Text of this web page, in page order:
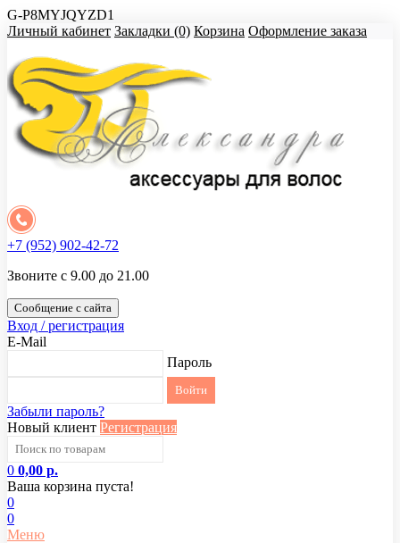
G-P8MYJQYZD1
Личный кабинет Закладки (0) Корзина Оформление заказа
+7 (952) 902-42-72
Звоните с 9.00 до 21.00
Сообщение с сайта
Вход / регистрация
E-Mail
Пароль
Забыли пароль?
Новый клиент Регистрация
0 0,00 р.
Ваша корзина пуста!
0
0
Меню